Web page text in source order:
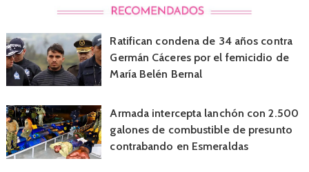
Ratifican condena de 34 años contra
Germán Cáceres por el femicidio de
María Belén Bernal
Armada intercepta lanchón con 2.500
galones de combustible de presunto
contrabando en Esmeraldas